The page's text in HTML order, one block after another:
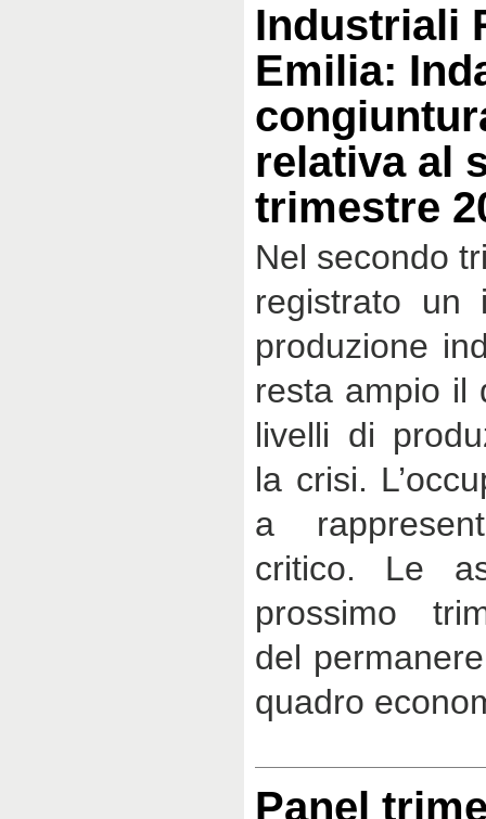
Industriali
Emilia:
relativa al
trimestre
Nel secondo
registrato un
produzione
resta ampio il
livelli di
la crisi.
a
critico. Le
prossimo
del
quadro
Panel